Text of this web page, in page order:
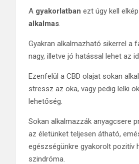
A gyakorlatban ezt úgy kell
alkalmas.
Gyakran alkalmazható sikerrel a
nagy, illetve jó hatással lehet az
Ezenfelül a CBD olajat sokan
stressz az oka, vagy pedig lelki
lehetőség.
Sokan alkalmazzák anyagcsere
az életünket teljesen átható,
egészségünkre gyakorolt pozitív
szindróma.